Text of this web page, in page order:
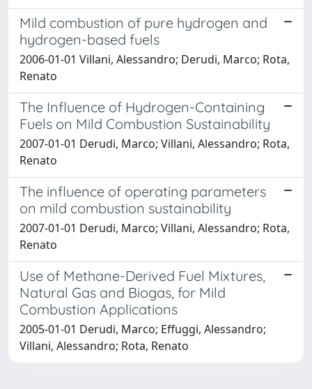
Mild combustion of pure hydrogen and
hydrogen-based fuels
2006-01-01 Villani, Alessandro; Derudi, Marco; Rota,
Renato
The Influence of Hydrogen-Containing
Fuels on Mild Combustion Sustainability
2007-01-01 Derudi, Marco; Villani, Alessandro; Rota,
Renato
The influence of operating parameters
on mild combustion sustainability
2007-01-01 Derudi, Marco; Villani, Alessandro; Rota,
Renato
Use of Methane-Derived Fuel Mixtures,
Natural Gas and Biogas, for Mild
Combustion Applications
2005-01-01 Derudi, Marco; Effuggi, Alessandro;
Villani, Alessandro; Rota, Renato